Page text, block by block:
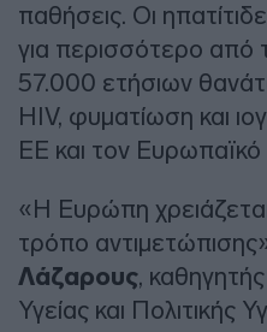
παθήσεις. Οι
για περισσότερο
57.000 ετήσιων
HIV, φυματίωση και
ΕΕ και τον
«Η Ευρώπη
τρόπο
Λάζαρους,
Υγείας και Πολιτικής